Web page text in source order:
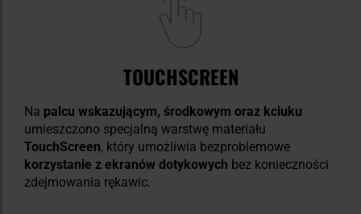
TOUCHSCREEN
Na palcu wskazującym, środkowym oraz kciuku
umieszczono specjalną warstwę materiału
TouchScreen, który umożliwia bezproblemowe
korzystanie z ekranów dotykowych bez konieczności
zdejmowania rękawic.